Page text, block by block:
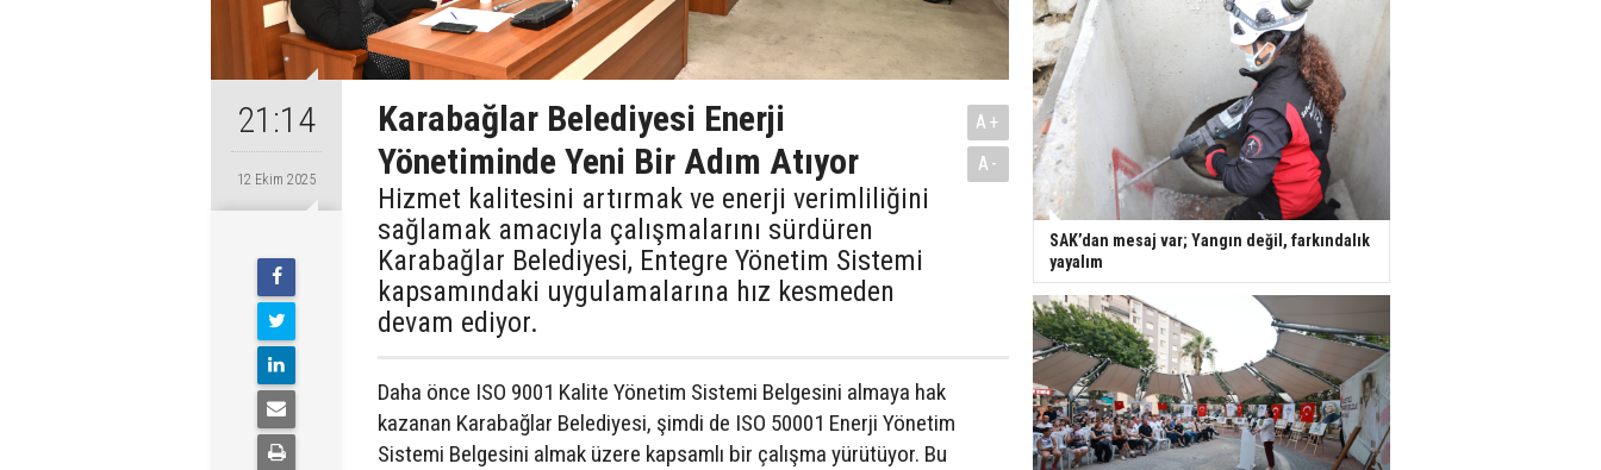
21:14
12 Ekim 2025
Karabağlar Belediyesi Enerji
Yönetiminde Yeni Bir Adım Atıyor
Hizmet kalitesini artırmak ve enerji verimliliğini
sağlamak amacıyla çalışmalarını sürdüren
Karabağlar Belediyesi, Entegre Yönetim Sistemi
kapsamındaki uygulamalarına hız kesmeden
devam ediyor.
A+
A-
Daha önce ISO 9001 Kalite Yönetim Sistemi Belgesini almaya hak
kazanan Karabağlar Belediyesi, şimdi de ISO 50001 Enerji Yönetim
Sistemi Belgesini almak üzere kapsamlı bir çalışma yürütüyor. Bu
SAK’dan mesaj var; Yangın değil, farkındalık
yayalım